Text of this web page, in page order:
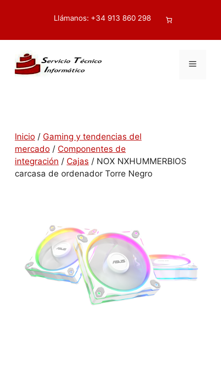
Buscar
Llámanos: +34 913 860 298
Menú
Inicio / Gaming y tendencias del
mercado / Componentes de
integración / Cajas / NOX NXHUMMERBIOS
carcasa de ordenador Torre Negro